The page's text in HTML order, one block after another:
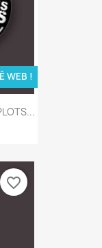
WEB !
favorite_border